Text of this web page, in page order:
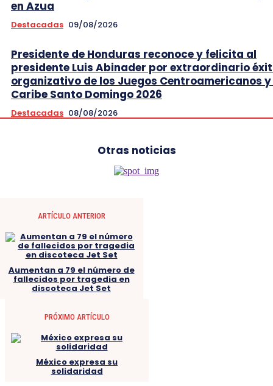
en Azua
Destacadas 09/08/2026
Presidente de Honduras reconoce y felicita al
presidente Luis Abinader por extraordinario
organizativo de los Juegos Centroamericanos
Caribe Santo Domingo 2026
Destacadas 08/08/2026
Otras noticias
ARTÍCULO ANTERIOR
Aumentan a 79 el número de
fallecidos por tragedia en
discoteca Jet Set
PRÓXIMO ARTÍCULO
México expresa su
solidaridad